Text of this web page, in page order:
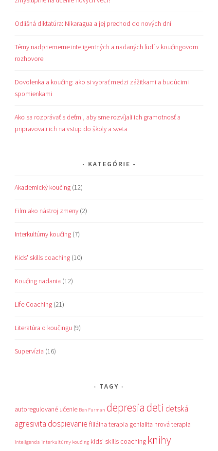
Odlišná diktatúra: Nikaragua a jej prechod do nových dní
Témy nadpriemerne inteligentných a nadaných ľudí v koučingovom
rozhovore
Dovolenka a koučing: ako si vybrať medzi zážitkami a budúcimi
spomienkami
Ako sa rozprávať s deťmi, aby sme rozvíjali ich gramotnosť a
pripravovali ich na vstup do školy a sveta
KATEGÓRIE
Akademický koučing (12)
Film ako nástroj zmeny (2)
Interkultúrny koučing (7)
Kids' skills coaching (10)
Koučing nadania (12)
Life Coaching (21)
Literatúra o koučingu (9)
Supervízia (16)
TAGY
autoregulované učenie Ben Furman depresiadeti detská
agresivita dospievanie filiálna terapia genialita hrová terapia
inteligencia interkultúrny koučing kids' skills coaching knihy